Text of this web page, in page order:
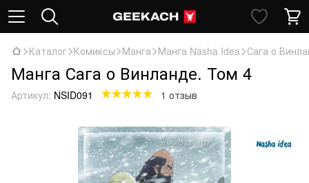
Каталог Комиксы Манга Манга Nasha Idea Сага о
Манга Сага о Винланде. Том 4
Артикул: NSID091 1 отзыв